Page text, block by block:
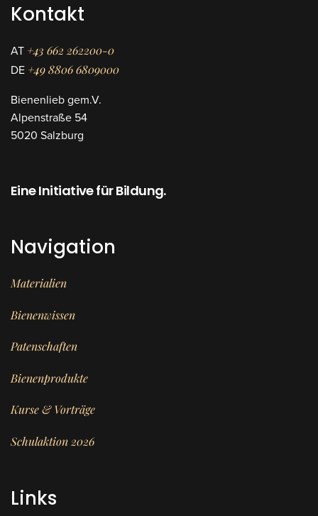
Kontakt
AT +43 662 262200-0
DE +49 8806 6809000
Bienenlieb gem.V.
Alpenstraße 54
5020 Salzburg
Eine Initiative für Bildung.
Navigation
Materialien
Bienenwissen
Patenschaften
Bienenprodukte
Kurse & Vorträge
Schulaktion 2026
Links